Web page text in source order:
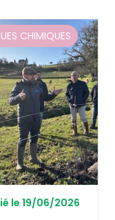
CHIMIQUES
le 19/06/2026